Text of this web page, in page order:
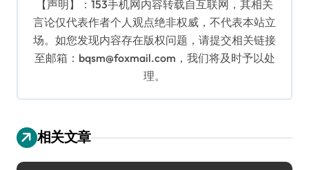
【声明】：153手机网内容转载自互联网，其相关
言论仅代表作者个人观点绝非权威，不代表本站立
场。如您发现内容存在版权问题，请提交相关链接
至邮箱：bqsm@foxmail.com，我们将及时予以处
理。
相关文章